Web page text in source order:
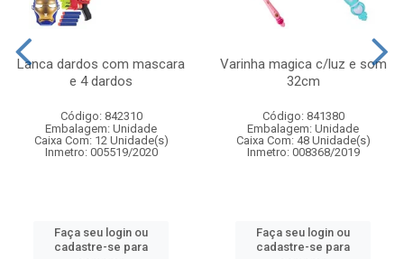
Lanca dardos com mascara
e 4 dardos
Código: 842310
Embalagem: Unidade
Caixa Com: 12 Unidade(s)
Inmetro: 005519/2020
Faça seu login ou
cadastre-se para
Varinha magica c/luz e som
32cm
Código: 841380
Embalagem: Unidade
Caixa Com: 48 Unidade(s)
Inmetro: 008368/2019
Faça seu login ou
cadastre-se para